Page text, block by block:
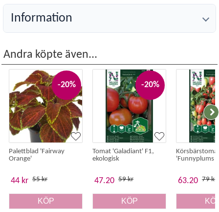
Information
Andra köpte även...
-20%
Palettblad 'Fairway
Orange'
44 kr 55 kr
KÖP
-20%
Tomat 'Galadiant' F1,
ekologisk
47.20 59 kr
KÖP
'Funnyplums
63.20 79 kr